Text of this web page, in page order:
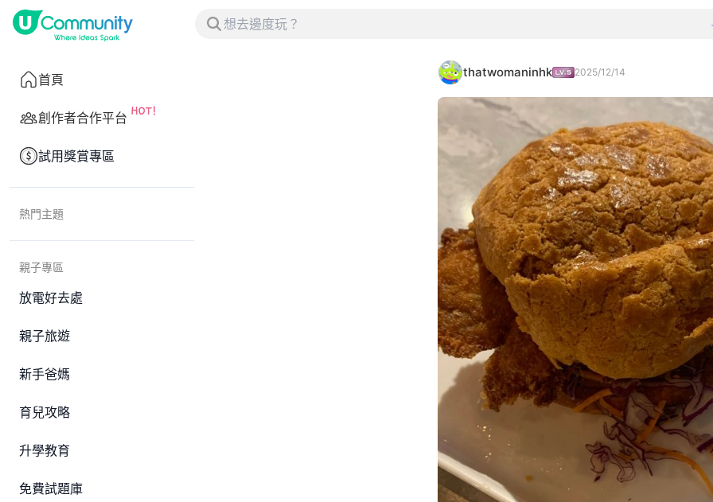
首頁
創作者合作平台
試用獎賞專區
熱門主題
親子專區
放電好去處
親子旅遊
新手爸媽
育兒攻略
升學教育
免費試題庫
thatwomaninhk 2025/12/14